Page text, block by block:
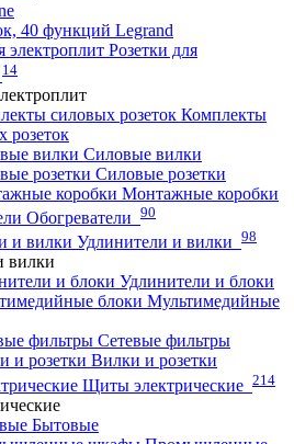
40 функций Legrand
Розетки для
14
Комплекты
розеток
Силовые вилки
Силовые розетки
Монтажные коробки
Обогреватели 90
Удлинители и вилки 98
вилки
Удлинители и блоки
Мультимедийные
Сетевые фильтры
Вилки и розетки
Щиты электрические 214
Бытовые